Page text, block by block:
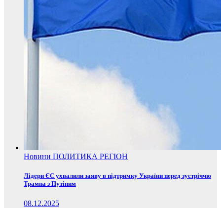
Новини ПОЛИТИКА РЕГІОН
Лідери ЄС ухвалили заяву в підтримку України перед зустріччю
Трампа з Путіним
08.12.2025